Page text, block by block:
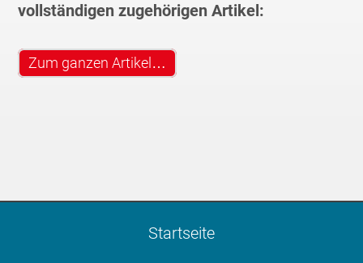
vollständigen zugehörigen Artikel:
Zum ganzen Artikel…
Startseite